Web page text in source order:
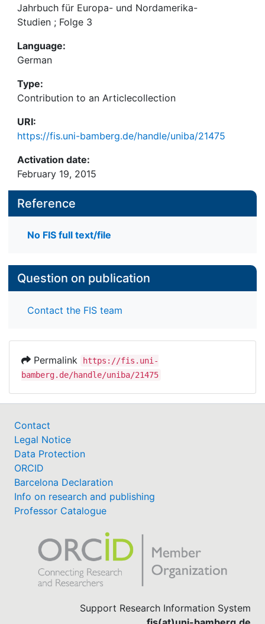
Jahrbuch für Europa- und Nordamerika-
Studien ; Folge 3
Language:
German
Type:
Contribution to an Articlecollection
URI:
https://fis.uni-bamberg.de/handle/uniba/21475
Activation date:
February 19, 2015
Reference
No FIS full text/file
Question on publication
Contact the FIS team
Permalink
https://fis.uni-
bamberg.de/handle/uniba/21475
Contact
Legal Notice
Data Protection
ORCID
Barcelona Declaration
Info on research and publishing
Professor Catalogue
Support Research Information System